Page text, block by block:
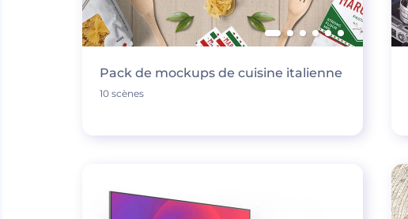
Pack de mockups de cuisine italienne
10 scènes